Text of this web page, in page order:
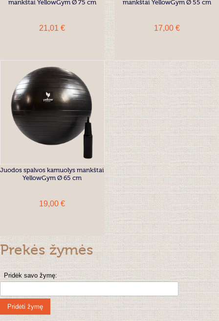
mankštai YellowGym Ø 75 cm
21,01 €
mankštai YellowGym Ø 55 cm
17,00 €
Juodos spalvos kamuolys mankštai
YellowGym Ø 65 cm
19,00 €
Prekės žymės
Pridėk savo žymę:
Pridėti žymę